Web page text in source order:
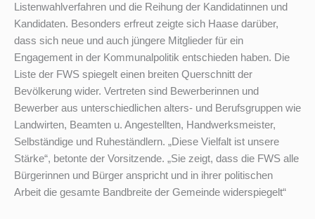
Listenwahlverfahren und die Reihung der Kandidatinnen und
Kandidaten. Besonders erfreut zeigte sich Haase darüber,
dass sich neue und auch jüngere Mitglieder für ein
Engagement in der Kommunalpolitik entschieden haben. Die
Liste der FWS spiegelt einen breiten Querschnitt der
Bevölkerung wider. Vertreten sind Bewerberinnen und
Bewerber aus unterschiedlichen alters- und Berufsgruppen wie
Landwirten, Beamten u. Angestellten, Handwerksmeister,
Selbständige und Ruheständlern. „Diese Vielfalt ist unsere
Stärke“, betonte der Vorsitzende. „Sie zeigt, dass die FWS alle
Bürgerinnen und Bürger anspricht und in ihrer politischen
Arbeit die gesamte Bandbreite der Gemeinde widerspiegelt“